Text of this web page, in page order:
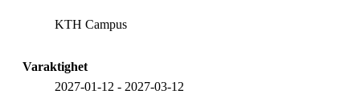
KTH Campus
Varaktighet
2027-01-12 - 2027-03-12